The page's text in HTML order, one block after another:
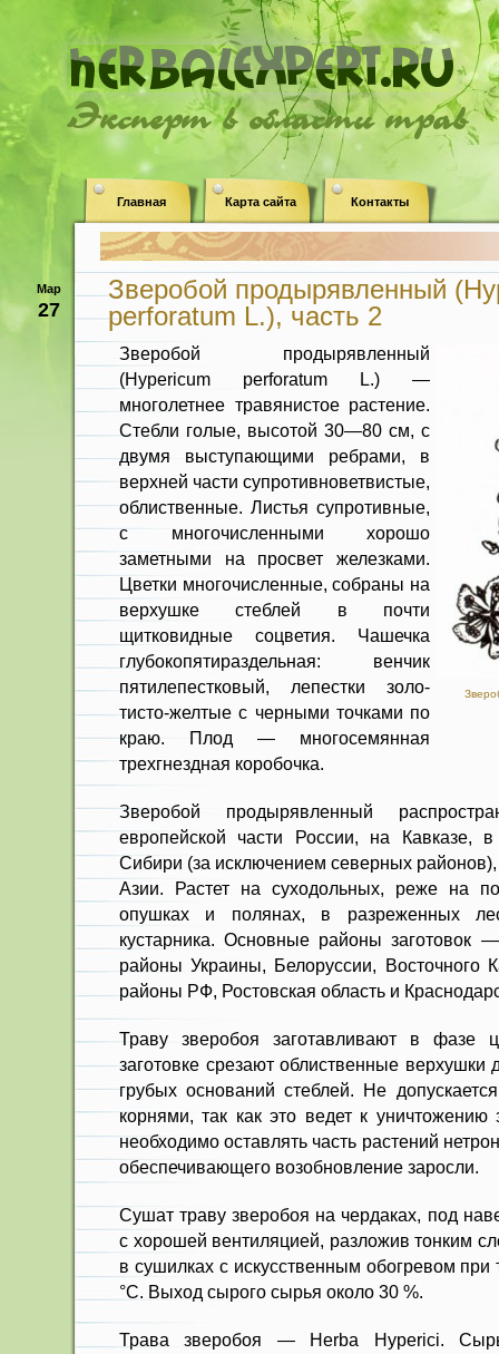
Эксперт в области трав
Главная Карта сайта Контакты
Мар
27
Зверобой продырявленный
perforatum L.), часть 2
Зверобой продырявленный
(Hypericum perforatum L.) —
многолетнее травянистое растение.
Стебли голые, высотой 30—80 см, с
двумя выступающими ребрами, в
верхней части супротивноветвистые,
облиственные. Листья супротивные,
с многочисленными хорошо
заметными на просвет железками.
Цветки много­численные, собраны на
верхушке стеб­лей в почти
щитковидные соцветия. Чашечка
глубокопятираздельная: вен­чик
пятилепестковый, лепестки золо­
тисто-желтые с черными точками по
краю. Плод — многосемянная
трехгнездная коробочка.
Зверобой продырявленный
европейской части России, на Кавказе,
Сибири (за исключением северных
Азии. Растет на суходольных, реже на
опушках и полянах, в разреженных
кустарника. Основные районы заготовок
районы Украины, Бе­лоруссии, Восточного
районы РФ, Ростовская область и
Траву зверобоя заготавливают в фазе
заготовке срезают облиственные
грубых осно­ваний стеблей. Не
корнями, так как это ведет к уничтожению
необходимо оставлять часть растений
обеспечивающего возобновление заросли.
Сушат траву зверобоя на черда­ках, под
с хорошей вентиляцией, разложив тон­ким
в сушилках с искусственным обогревом
°С. Выход сырого сырья около 30 %.
Трава зверобоя — Herba Hyperici.